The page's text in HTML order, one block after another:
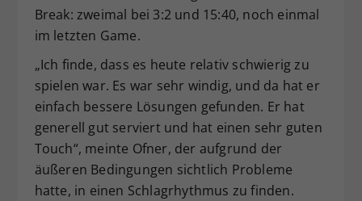
Break: zweimal bei 3:2 und 15:40, noch einmal
im letzten Game.
„Ich finde, dass es heute relativ schwierig zu
spielen war. Es war sehr windig, und da hat er
einfach bessere Lösungen gefunden. Er hat
generell gut serviert und hat einen sehr guten
Touch“, meinte Ofner, der aufgrund der
äußeren Bedingungen sichtlich Probleme
hatte, in einen Schlagrhythmus zu finden.